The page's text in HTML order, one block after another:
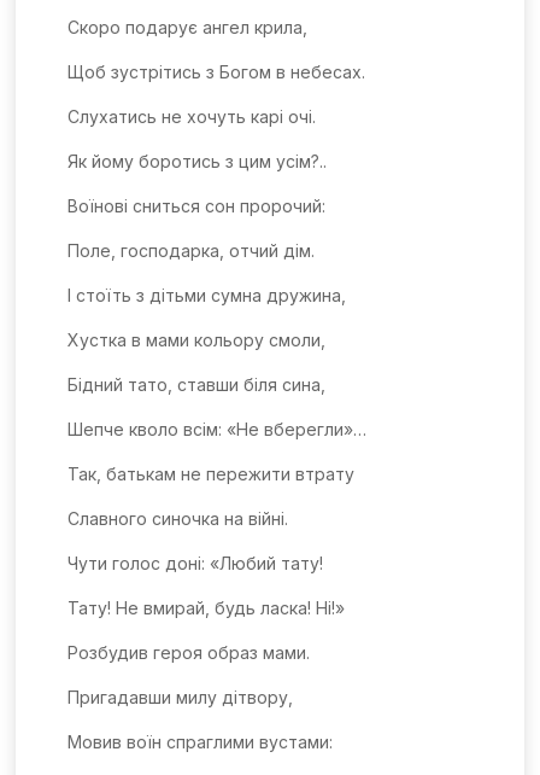
Скоро подарує ангел крила,
Щоб зустрітись з Богом в небесах.
Слухатись не хочуть карі очі.
Як йому боротись з цим усім?..
Воїнові сниться сон пророчий:
Поле, господарка, отчий дім.
І стоїть з дітьми сумна дружина,
Хустка в мами кольору смоли,
Бідний тато, ставши біля сина,
Шепче кволо всім: «Не вберегли»…
Так, батькам не пережити втрату
Славного синочка на війні.
Чути голос доні: «Любий тату!
Тату! Не вмирай, будь ласка! Ні!»
Розбудив героя образ мами.
Пригадавши милу дітвору,
Мовив воїн спраглими вустами: